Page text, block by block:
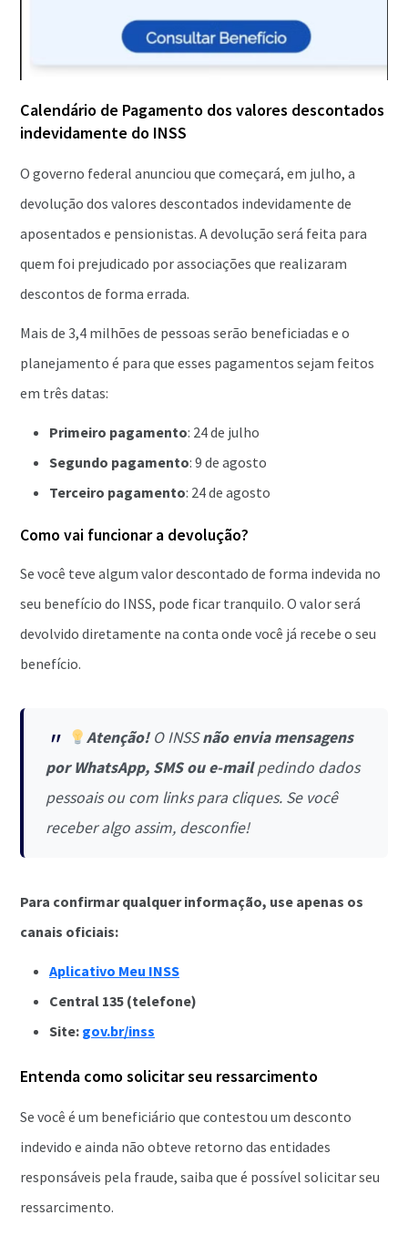
Calendário de Pagamento dos valores descontados
indevidamente do INSS
O governo federal anunciou que começará, em julho, a
devolução dos valores descontados indevidamente de
aposentados e pensionistas. A devolução será feita para
quem foi prejudicado por associações que realizaram
descontos de forma errada.
Mais de 3,4 milhões de pessoas serão beneficiadas e o
planejamento é para que esses pagamentos sejam feitos
em três datas:
Primeiro pagamento: 24 de julho
Segundo pagamento: 9 de agosto
Terceiro pagamento: 24 de agosto
Como vai funcionar a devolução?
Se você teve algum valor descontado de forma indevida no
seu benefício do INSS, pode ficar tranquilo. O valor será
devolvido diretamente na conta onde você já recebe o seu
benefício.
Atenção!O INSSnão envia mensagens
por WhatsApp, SMS ou e-mailpedindo dados
pessoais ou com links para cliques. Se você
receber algo assim, desconfie!
Para confirmar qualquer informação, use apenas os
canais oficiais:
Aplicativo Meu INSS
Central 135 (telefone)
Site: gov.br/inss
Entenda como solicitar seu ressarcimento
Se você é um beneficiário que contestou um desconto
indevido e ainda não obteve retorno das entidades
responsáveis pela fraude, saiba que é possível solicitar seu
ressarcimento.